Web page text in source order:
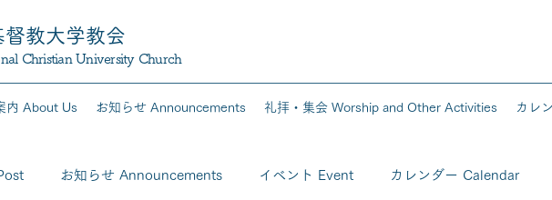
督教大学教会
Christian University Church
内 About Us お知らせ Announcements 礼拝・集会 Worship and Other Activities カレ
お知らせ Announcements イベント Event カレンダー Calendar